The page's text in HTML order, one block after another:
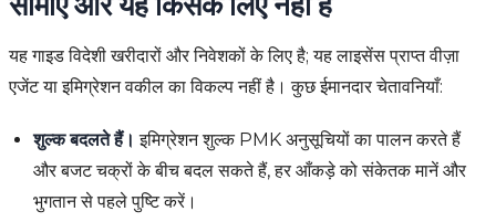
यह गाइड विदेशी खरीदारों और निवेशकों के लिए है; यह लाइसेंस प्राप्त वीज़ा
एजेंट या इमिग्रेशन वकील का विकल्प नहीं है। कुछ ईमानदार चेतावनियाँ:
शुल्क बदलते हैं। इमिग्रेशन शुल्क PMK अनुसूचियों का पालन करते हैं
और बजट चक्रों के बीच बदल सकते हैं, हर आँकड़े को संकेतक मानें और
भुगतान से पहले पुष्टि करें।